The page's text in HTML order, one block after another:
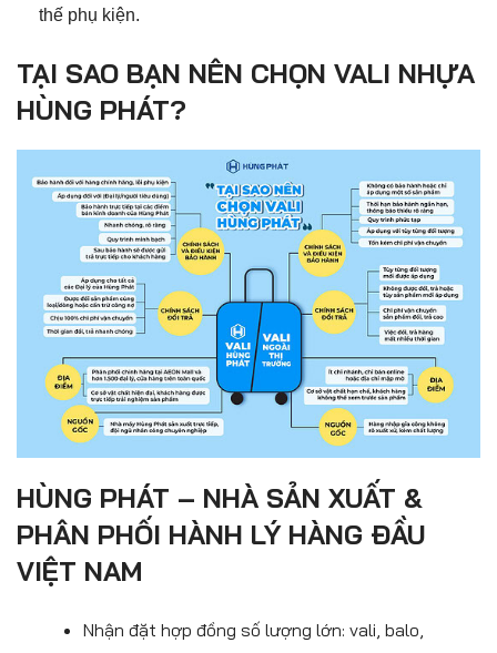
thế phụ kiện.
TẠI SAO BẠN NÊN CHỌN VALI NHỰA
HÙNG PHÁT?
HÙNG PHÁT – NHÀ SẢN XUẤT &
PHÂN PHỐI HÀNH LÝ HÀNG ĐẦU
VIỆT NAM
Nhận đặt hợp đồng số lượng lớn: vali, balo,